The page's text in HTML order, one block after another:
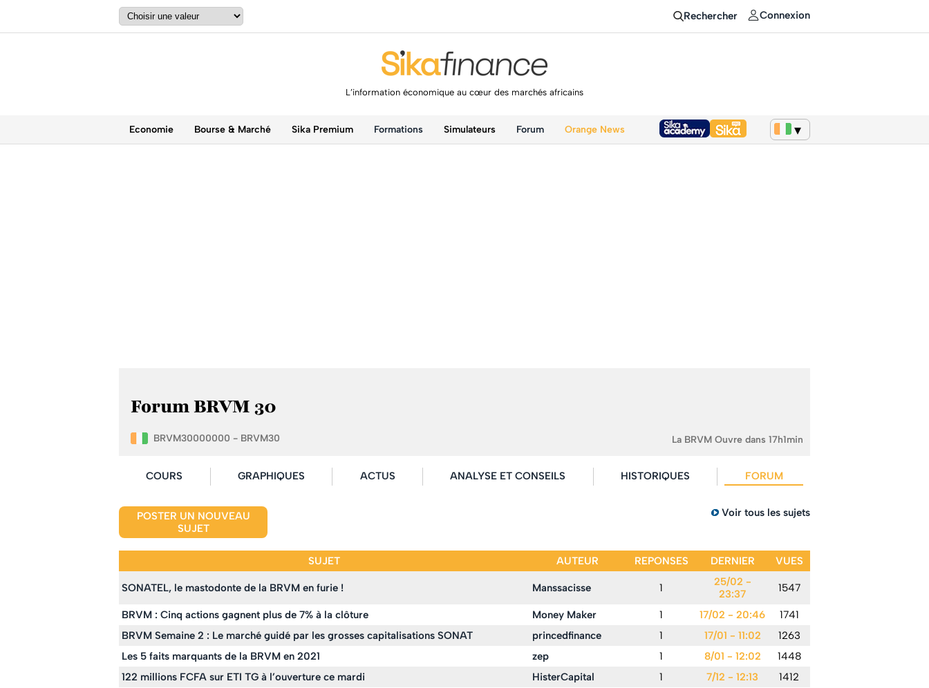
Rechercher Connexion
L’information économique au cœur des marchés africains
Economie Bourse & Marché Sika Premium Formations Simulateurs Forum Orange News
Forum BRVM 30
BRVM30000000 - BRVM30 La BRVM Ouvre dans 17h1min
COURS GRAPHIQUES ACTUS ANALYSE ET CONSEILS HISTORIQUES FORUM
POSTER UN NOUVEAU
SUJET
Voir tous les sujets
SUJET AUTEUR REPONSES DERNIER VUES
SONATEL, le mastodonte de la BRVM en furie ! Manssacisse 1
25/02 -
23:37
1547
BRVM : Cinq actions gagnent plus de 7% à la clôture Money Maker 1 17/02 - 20:46
1741
BRVM Semaine 2 : Le marché guidé par les grosses capitalisations SONAT
princedfinance 1 17/01 - 11:02
1263
Les 5 faits marquants de la BRVM en 2021
zep 1 8/01 - 12:02
1448
122 millions FCFA sur ETI TG à l’ouverture ce mardi
HisterCapital 1 7/12 - 12:13
1412